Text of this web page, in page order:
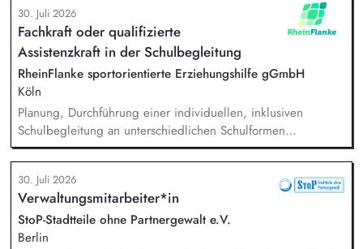
Ehrenamtlichen im BUND zur Verbesserung der öffentlichen
Sichtbarkeit des BUND, Konzeptionelle Begleitung des
BUND-Auftritts bei Veranstaltungen, Aktionen u.ä.
30. Juli 2026
Fachkraft oder qualifizierte
Assistenzkraft in der Schulbegleitung
RheinFlanke sportorientierte Erziehungshilfe gGmbH
Köln
Planung, Durchführung einer individuellen, inklusiven
Schulbegleitung an unterschiedlichen Schulformen
(Grundschulen und weiterführenden Schulen), individuelle
Unterstützung eines:einer Schüler:in im Unterricht und in den
Pausenzeiten, Beziehungs- und Vertrauensarbeit,
gemeinsames Erarbeiten von Methoden und Strategien mit
den Lehrer:innen und Sonderpädagog:innen, um
Selbstständigkeit und Teilhabe zu fördern.
30. Juli 2026
Verwaltungsmitarbeiter*in
StoP-Stadtteile ohne Partnergewalt e.V.
Berlin